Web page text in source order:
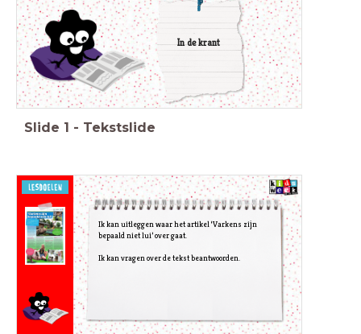
In de krant
Slide 1 - Tekstslide
Ik kan uitleggen waar het artikel ‘Varkens zijn
bepaaldniet lui’ over gaat.
Ik kan vragen over de tekst beantwoorden.